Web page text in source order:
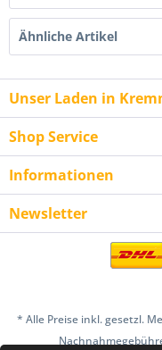
Ähnliche Artikel
Unser Laden in
Shop Service
Informationen
Newsletter
* Alle Preise inkl. gesetzl.